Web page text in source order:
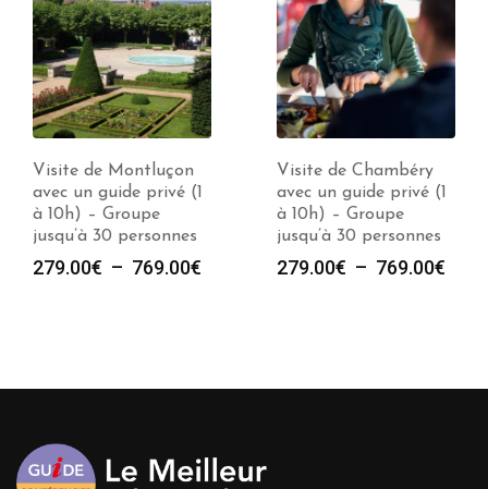
Visite de Chambéry
avec un guide privé (1
à 10h) – Groupe
jusqu’à 30 personnes
279.00€ – 769.00€
769.00€
Visite de Lyon avec
un guide privé (1 à
10h) – Groupe jusqu’à
30 personnes
279.00€ – 769.00€